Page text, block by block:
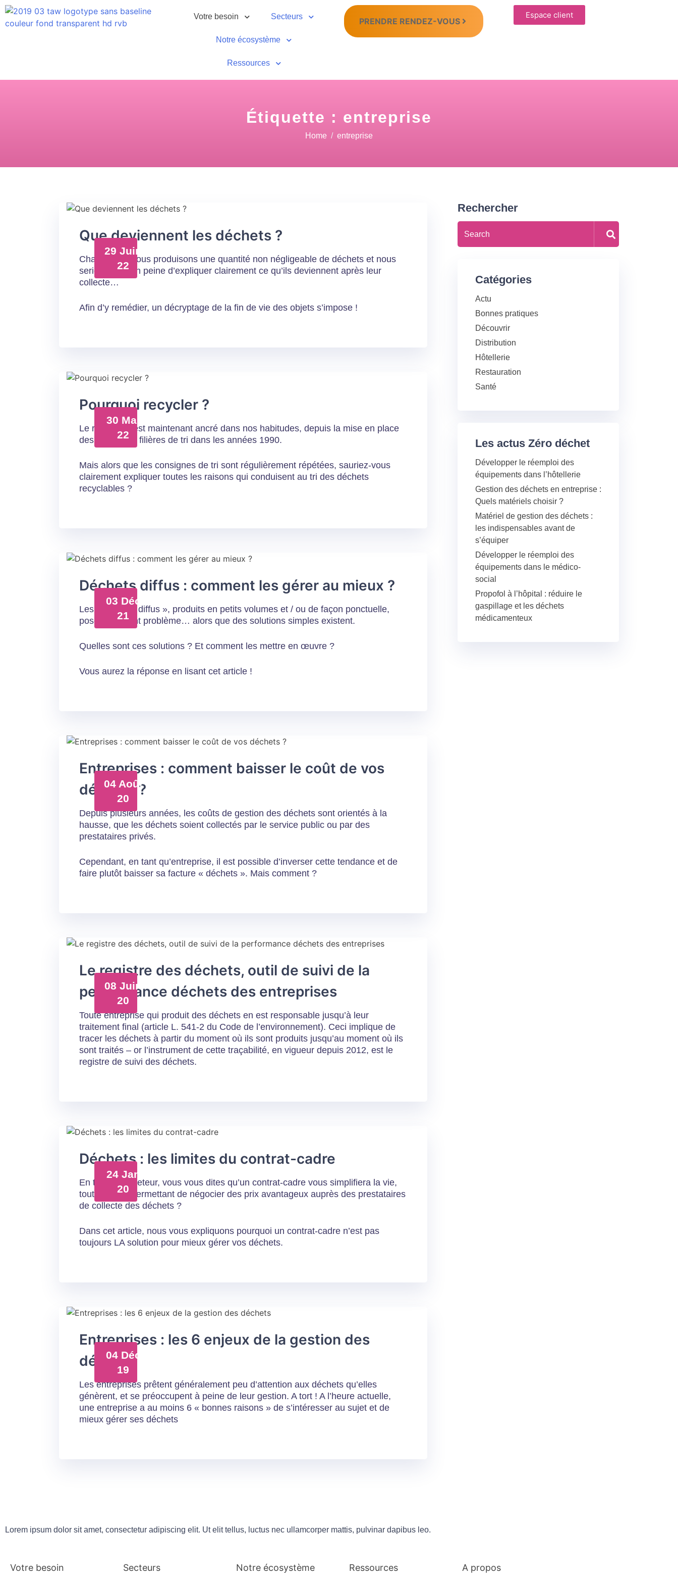
Votre besoin Secteurs
Notre écosystème
Ressources
PRENDRE RENDEZ-VOUS
Espace client
Étiquette : entreprise
Home entreprise
29 Juin
22
Que deviennent les déchets ?
Chaque jour nous produisons une quantité non négligeable de déchets et nous
serions bien en peine d’expliquer clairement ce qu’ils deviennent après leur
collecte…
Afin d’y remédier, un décryptage de la fin de vie des objets s’impose !
30 Mai
22
Pourquoi recycler ?
Le recyclage est maintenant ancré dans nos habitudes, depuis la mise en place
des premières filières de tri dans les années 1990.
Mais alors que les consignes de tri sont régulièrement répétées, sauriez-vous
clairement expliquer toutes les raisons qui conduisent au tri des déchets
recyclables ?
03 Déc
21
Déchets diffus : comment les gérer au mieux ?
Les déchets « diffus », produits en petits volumes et / ou de façon ponctuelle,
posent souvent problème… alors que des solutions simples existent.
Quelles sont ces solutions ? Et comment les mettre en œuvre ?
Vous aurez la réponse en lisant cet article !
04 Août
20
Entreprises : comment baisser le coût de vos
déchets ?
Depuis plusieurs années, les coûts de gestion des déchets sont orientés à la
hausse, que les déchets soient collectés par le service public ou par des
prestataires privés.
Cependant, en tant qu’entreprise, il est possible d’inverser cette tendance et de
faire plutôt baisser sa facture « déchets ». Mais comment ?
08 Juin
20
Le registre des déchets, outil de suivi de la
performance déchets des entreprises
Toute entreprise qui produit des déchets en est responsable jusqu’à leur
traitement final (article L. 541-2 du Code de l’environnement). Ceci implique de
tracer les déchets à partir du moment où ils sont produits jusqu’au moment où ils
sont traités – or l’instrument de cette traçabilité, en vigueur depuis 2012, est le
registre de suivi des déchets.
24 Jan
20
Déchets : les limites du contrat-cadre
En tant qu’acheteur, vous vous dites qu’un contrat-cadre vous simplifiera la vie,
tout en vous permettant de négocier des prix avantageux auprès des prestataires
de collecte des déchets ?
Dans cet article, nous vous expliquons pourquoi un contrat-cadre n’est pas
toujours LA solution pour mieux gérer vos déchets.
04 Déc
19
Entreprises : les 6 enjeux de la gestion des
déchets
Les entreprises prêtent généralement peu d’attention aux déchets qu’elles
génèrent, et se préoccupent à peine de leur gestion. A tort ! A l’heure actuelle,
une entreprise a au moins 6 « bonnes raisons » de s’intéresser au sujet et de
mieux gérer ses déchets
Rechercher
Catégories
Actu
Bonnes pratiques
Découvrir
Distribution
Hôtellerie
Restauration
Santé
Les actus Zéro déchet
Développer le réemploi des
équipements dans l’hôtellerie
Gestion des déchets en entreprise :
Quels matériels choisir ?
Matériel de gestion des déchets :
les indispensables avant de
s’équiper
Développer le réemploi des
équipements dans le médico-
social
Propofol à l’hôpital : réduire le
gaspillage et les déchets
médicamenteux
Lorem ipsum dolor sit amet, consectetur adipiscing elit. Ut elit tellus, luctus nec ullamcorper mattis, pulvinar dapibus leo.
Votre besoin Secteurs Notre écosystème Ressources A propos